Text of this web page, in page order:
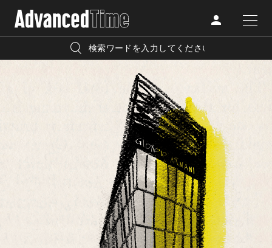
LIFESTYLE
AdvancedClub
『AdvancedTime』は、自由でしなやかに生きるハイエンド
な大人達におくる、スペシャルイシュー満載のメディア。
高感度なファッション、カルチャーに溺愛、未知の幅広い
教養を求め、今までの人生で積んだ経験、知見を余裕をも
って楽しみながら、進化するソーシャルに寄り添いたい。
何かに縛られていた時間から解き放たれつつある世代の
ライフスタイルを豊かに彩る『AdvancedTime』が発信する
プレゼント
インテリア
アイメイク